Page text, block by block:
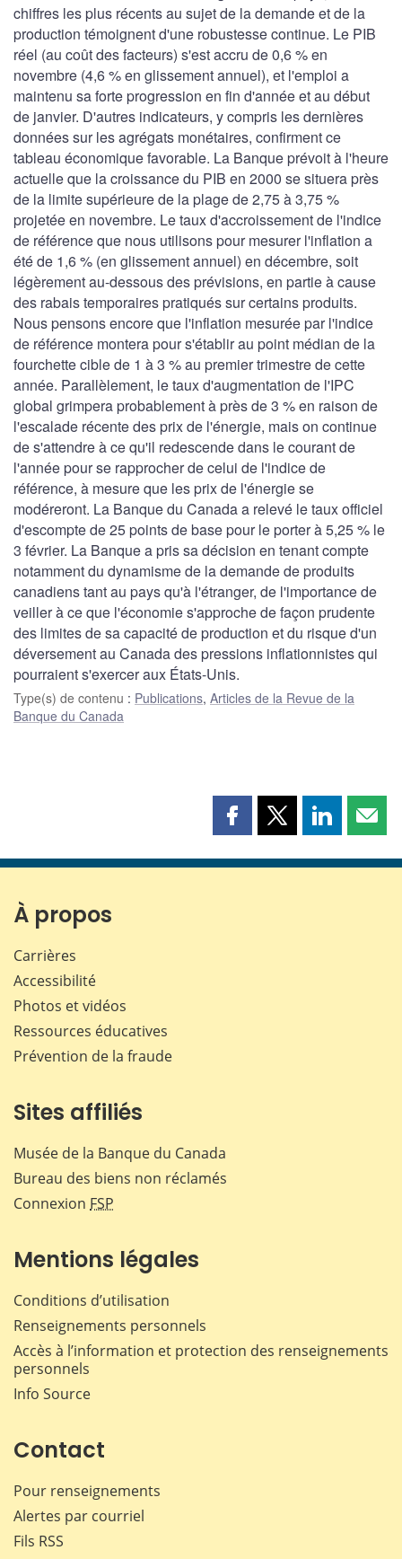
chiffres les plus récents au sujet de la demande et de la
production témoignent d'une robustesse continue. Le PIB
réel (au coût des facteurs) s'est accru de 0,6 % en
novembre (4,6 % en glissement annuel), et l'emploi a
maintenu sa forte progression en fin d'année et au début
de janvier. D'autres indicateurs, y compris les dernières
données sur les agrégats monétaires, confirment ce
tableau économique favorable. La Banque prévoit à l'heure
actuelle que la croissance du PIB en 2000 se situera près
de la limite supérieure de la plage de 2,75 à 3,75 %
projetée en novembre. Le taux d'accroissement de l'indice
de référence que nous utilisons pour mesurer l'inflation a
été de 1,6 % (en glissement annuel) en décembre, soit
légèrement au-dessous des prévisions, en partie à cause
des rabais temporaires pratiqués sur certains produits.
Nous pensons encore que l'inflation mesurée par l'indice
de référence montera pour s'établir au point médian de la
fourchette cible de 1 à 3 % au premier trimestre de cette
année. Parallèlement, le taux d'augmentation de l'IPC
global grimpera probablement à près de 3 % en raison de
l'escalade récente des prix de l'énergie, mais on continue
de s'attendre à ce qu'il redescende dans le courant de
l'année pour se rapprocher de celui de l'indice de
référence, à mesure que les prix de l'énergie se
modéreront. La Banque du Canada a relevé le taux officiel
d'escompte de 25 points de base pour le porter à 5,25 % le
3 février. La Banque a pris sa décision en tenant compte
notamment du dynamisme de la demande de produits
canadiens tant au pays qu'à l'étranger, de l'importance de
veiller à ce que l'économie s'approche de façon prudente
des limites de sa capacité de production et du risque d'un
déversement au Canada des pressions inflationnistes qui
pourraient s'exercer aux États-Unis.
Type(s) de contenu : Publications, Articles de la Revue de la
Banque du Canada
Partager
page
Partager
page
Partager
page page
À propos
Carrières
Accessibilité
Photos et vidéos
Ressources éducatives
Prévention de la fraude
Sites affiliés
Musée de la Banque du Canada
Bureau des biens non réclamés
Connexion FSP
Mentions légales
Conditions d’utilisation
Renseignements personnels
Accès à l’information et protection des renseignements
personnels
Info Source
Contact
Pour renseignements
Alertes par courriel
Fils RSS